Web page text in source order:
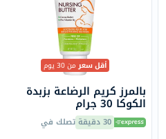
أقل سعرمن 30 يوم
بالمرز كريم الرضاعة بزبدة
الكوكا 30 جرام
30 دقيقة تصلك في